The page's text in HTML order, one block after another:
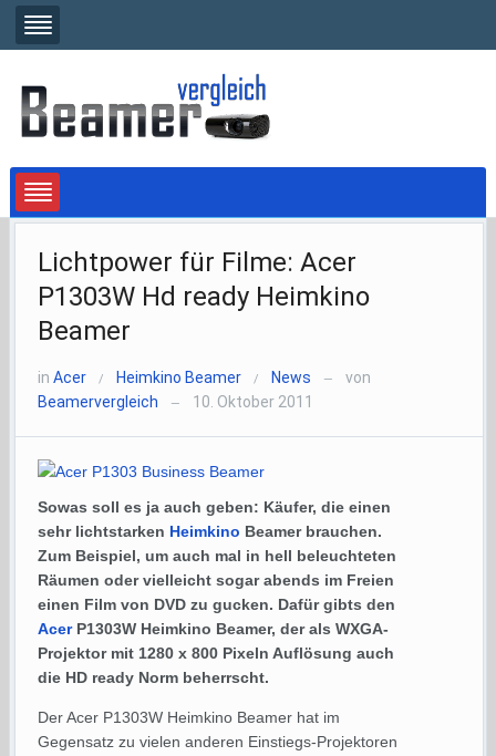
Lichtpower für Filme: Acer
P1303W Hd ready Heimkino
Beamer
inAcer / Heimkino Beamer / News —
von
Beamervergleich
— 10. Oktober 2011
Sowas soll es ja auch geben: Käufer, die einen
sehr lichtstarken Heimkino Beamer brauchen.
Zum Beispiel, um auch mal in hell beleuchteten
Räumen oder vielleicht sogar abends im Freien
einen Film von DVD zu gucken. Dafür gibts den
AcerP1303W Heimkino Beamer, der als WXGA-
Projektor mit 1280 x 800 Pixeln Auflösung auch
die HD ready Norm beherrscht.
Der Acer P1303W Heimkino Beamer hat im
Gegensatz zu vielen anderen Einstiegs-Projektoren